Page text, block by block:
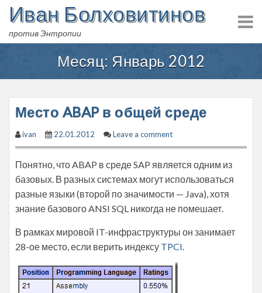
Skip
content
Иван Болховитинов
против Энтропии
Месяц: Январь 2012
Место ABAP в общей среде
ivan 22.01.2012 Leave a comment
Понятно, что ABAP в среде SAP является одним из
базовых. В разных системах могут использоваться
разные языки (второй по значимости — Java), хотя
знание базового ANSI SQL никогда не помешает.
В рамках мировой IT-инфраструктуры он занимает
28-ое место, если верить индексу TPCI.